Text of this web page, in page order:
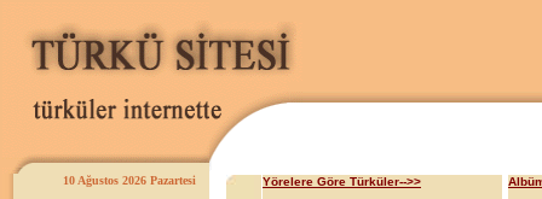
10 Ağustos 2026 Pazartesi
Yörelere Göre Türküler-->>